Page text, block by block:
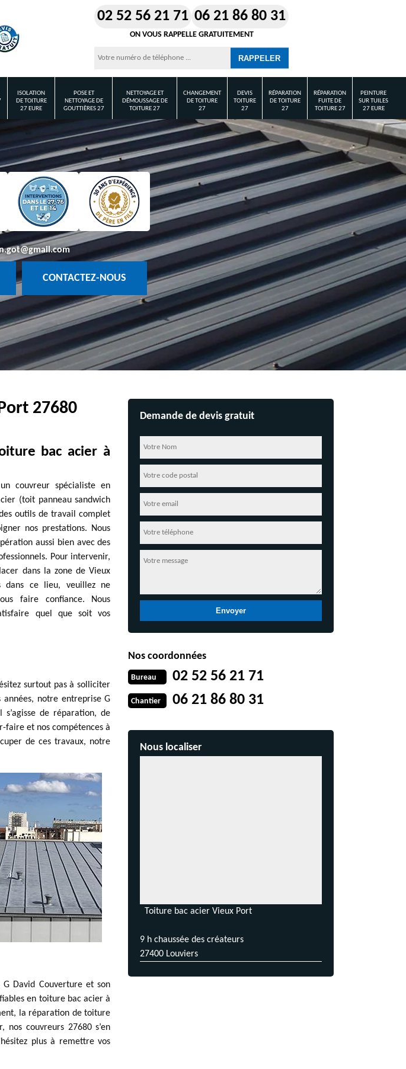
02 52 56 21 71 06 21 86 80 31
ON VOUS RAPPELLE GRATUITEMENT
ISOLATION
DE TOITURE
27 EURE
POSE ET
NETTOYAGE DE
GOUTTIÈRES 27
NETTOYAGE ET
DÉMOUSSAGE DE
TOITURE 27
CHANGEMENT
DE TOITURE
27
DEVIS
TOITURE
27
RÉPARATION
DE TOITURE
27
RÉPARATION
FUITE DE
TOITURE 27
PEINTURE
SUR TUILES
27 EURE
CONTACTEZ-NOUS
27680
bac acier à
couvreur spécialiste en
(toit panneau sandwich
outils de travail complet
nos prestations. Nous
aussi bien avec des
Pour intervenir,
dans la zone de Vieux
dans ce lieu, veuillez ne
faire confiance. Nous
quel que soit vos
surtout pas à solliciter
années, notre entreprise G
s’agisse de réparation, de
faire et nos compétences à
de ces travaux, notre
David Couverture et son
en toiture bac acier à
la réparation de toiture
couvreurs 27680 s’en
plus à remettre vos
Demande de devis gratuit
Nos coordonnées
Bureau 02 52 56 21 71
Chantier 06 21 86 80 31
Nous localiser
Toiture bac acier Vieux Port
9 h chaussée des créateurs
27400 Louviers